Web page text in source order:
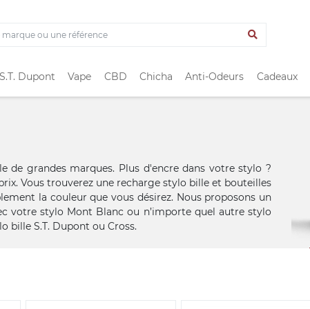
S.T. Dupont Vape CBD Chicha Anti-Odeurs Cadeaux
grandes marques. Plus d'encre dans votre stylo ?
Vous trouverez une recharge stylo bille et bouteilles
la couleur que vous désirez. Nous proposons un
votre stylo Mont Blanc ou n’importe quel autre stylo
bille S.T. Dupont ou Cross.